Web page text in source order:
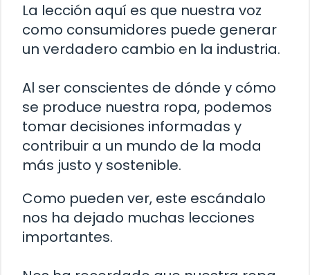
La lección aquí es que nuestra voz
como consumidores puede generar
un verdadero cambio en la industria.
Al ser conscientes de dónde y cómo
se produce nuestra ropa, podemos
tomar decisiones informadas y
contribuir a un mundo de la moda
más justo y sostenible.
Como pueden ver, este escándalo
nos ha dejado muchas lecciones
importantes.